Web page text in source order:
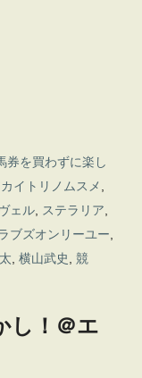
券を買わずに楽し
イトリノムスメ
ェル, ステラリア
ブズオンリーユー
横山武史
競
し！＠エ